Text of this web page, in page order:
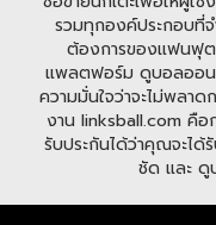
รวมทุกองค์ประกอบที่
ต้องการของแฟนฟุต
แพลตฟอร์ม ดูบอลออน
ความมั่นใจว่าจะไม่พลา
งาน linksball.com คือ
รับประกันได้ว่าคุณจะไ
ชัด และ ดู